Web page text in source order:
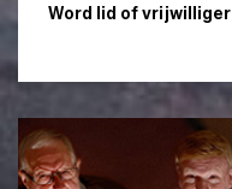
Word lid of vrijwilliger